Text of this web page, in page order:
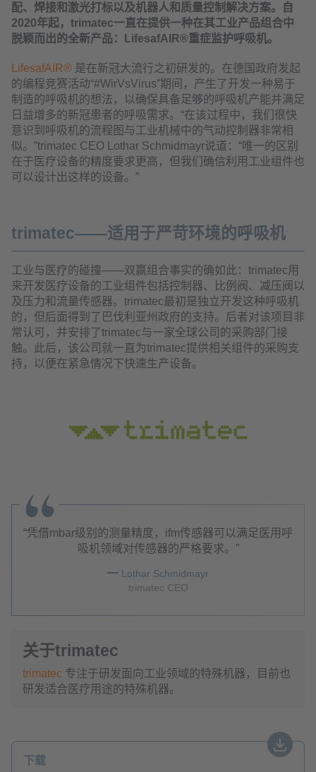
配、焊接和激光打标以及机器人和质量控制解决方案。自
2020年起，trimatec一直在提供一种在其工业产品组合中
脱颖而出的全新产品：LifesafAIR®重症监护呼吸机。
LifesafAIR® 是在新冠大流行之初研发的。在德国政府发起
的编程竞赛活动“#WirVsVirus”期间，产生了开发一种易于
制造的呼吸机的想法，以确保具备足够的呼吸机产能并满足
日益增多的新冠患者的呼吸需求。“在该过程中，我们很快
意识到呼吸机的流程图与工业机械中的气动控制器非常相
似。”trimatec CEO Lothar Schmidmayr说道：“唯一的区别
在于医疗设备的精度要求更高，但我们确信利用工业组件也
可以设计出这样的设备。”
trimatec——适用于严苛环境的呼吸机
工业与医疗的碰撞——双赢组合事实的确如此：trimatec用
来开发医疗设备的工业组件包括控制器、比例阀、减压阀以
及压力和流量传感器。trimatec最初是独立开发这种呼吸机
的，但后面得到了巴伐利亚州政府的支持。后者对该项目非
常认可，并安排了trimatec与一家全球公司的采购部门接
触。此后，该公司就一直为trimatec提供相关组件的采购支
持，以便在紧急情况下快速生产设备。
凭借mbar级别的测量精度，ifm传感器可以满足医用呼
吸机领域对传感器的严格要求。
Lothar Schmidmayr
trimatec CEO
关于trimatec
trimatec 专注于研发面向工业领域的特殊机器，目前也
研发适合医疗用途的特殊机器。
下载